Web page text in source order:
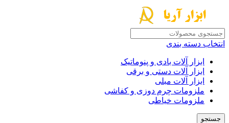
انتخاب دسته بندی
ابزار آلات بادی و پنوماتیک
ابزار آلات دستی و برقی
ابزار آلات مبلی
ملزومات چرم دوزی و کفاشی
ملزومات خیاطی
جستجو